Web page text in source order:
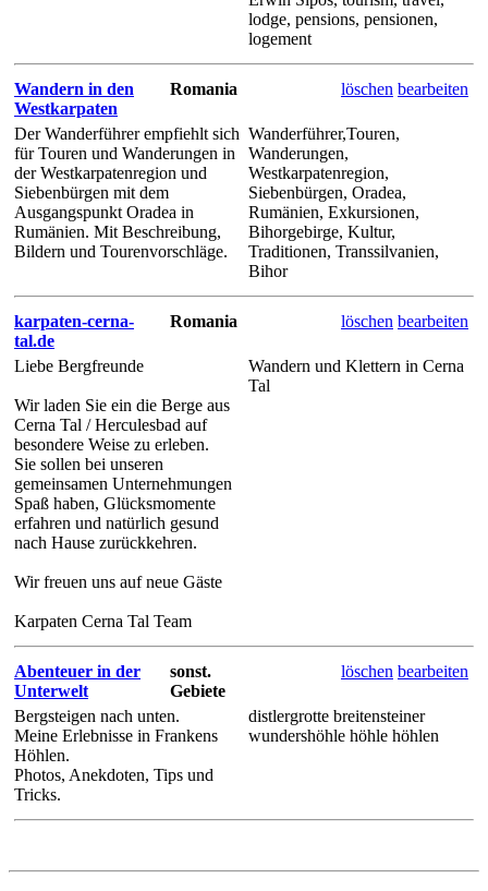
lodge, pensions, pensionen,
logement
Wandern in den
Westkarpaten
Romania löschen bearbeiten
Der Wanderführer empfiehlt sich
für Touren und Wanderungen in
der Westkarpatenregion und
Siebenbürgen mit dem
Ausgangspunkt Oradea in
Rumänien. Mit Beschreibung,
Bildern und Tourenvorschläge.
Wanderführer,Touren,
Wanderungen,
Westkarpatenregion,
Siebenbürgen, Oradea,
Rumänien, Exkursionen,
Bihorgebirge, Kultur,
Traditionen, Transsilvanien,
Bihor
karpaten-cerna-
tal.de
Romania löschen bearbeiten
Liebe Bergfreunde
Wir laden Sie ein die Berge aus
Cerna Tal / Herculesbad auf
besondere Weise zu erleben.
Sie sollen bei unseren
gemeinsamen Unternehmungen
Spaß haben, Glücksmomente
erfahren und natürlich gesund
nach Hause zurückkehren.
Wir freuen uns auf neue Gäste
Karpaten Cerna Tal Team
Wandern und Klettern in Cerna
Tal
Abenteuer in der
Unterwelt
sonst.
Gebiete
löschen bearbeiten
Bergsteigen nach unten.
Meine Erlebnisse in Frankens
Höhlen.
Photos, Anekdoten, Tips und
Tricks.
distlergrotte breitensteiner
wundershöhle höhle höhlen